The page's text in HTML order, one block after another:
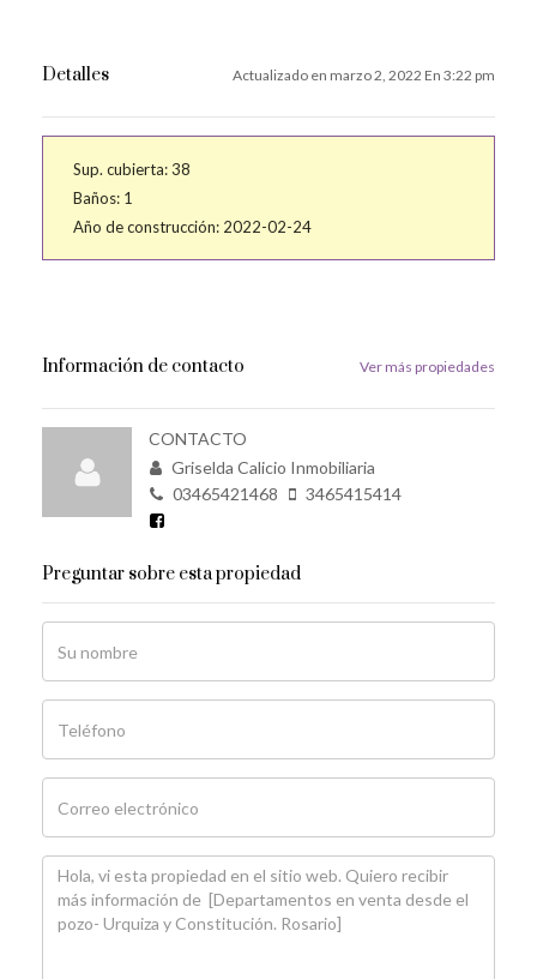
Detalles Actualizado en marzo 2, 2022 En 3:22 pm
Sup. cubierta:38
Baños: 1
Año de construcción: 2022-02-24
Información de contacto Ver más propiedades
CONTACTO
Griselda Calicio Inmobiliaria
03465421468
3465415414
Preguntar sobre esta propiedad